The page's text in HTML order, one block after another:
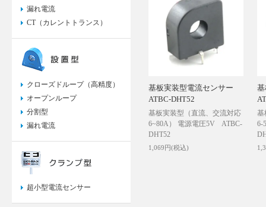
基板実装型電流センサー
ATBC-DHT52
基板実装型（直流、交流対応
6~80A） 電源電圧5V ATBC-
DHT52
1,069円(税込)
基
6-
漏れ電流
CT（カレントトランス）
クローズドループ（高精度）
オープンループ
分割型
漏れ電流
超小型電流センサー